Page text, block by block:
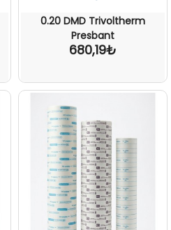
0.20 DMD Trivoltherm
Presbant
680,19₺